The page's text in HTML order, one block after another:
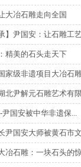
大冶石雕走向全国
】尹国安：让石雕工
精美的石头走天下
家级非遗项目大冶石
北尹解元石雕艺术有限
国安被中华非遗保...
尹国安大师被黄石市
冶石雕：一块石头的